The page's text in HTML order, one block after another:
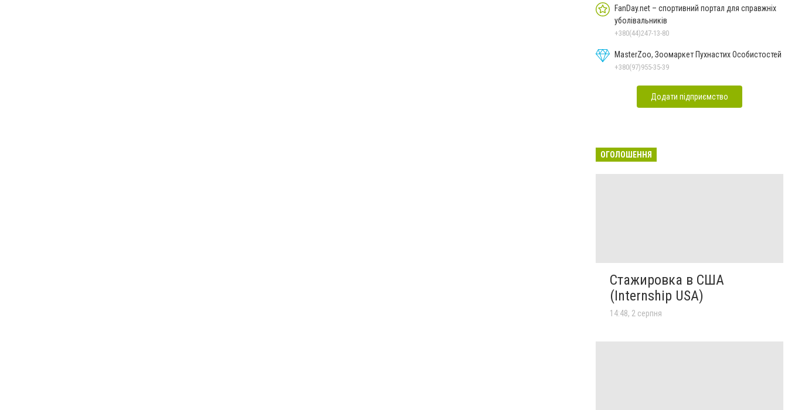
FanDay.net – спортивний портал для справжніх
уболівальників
+380(44)247-13-80
MasterZoo, Зоомаркет Пухнастих Особистостей
+380(97)955-35-39
Додати підприємство
ОГОЛОШЕННЯ
Стажировка в США
(Internship USA)
14:48, 2 серпня